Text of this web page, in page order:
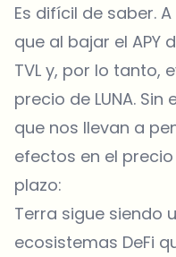
Es difícil de saber.
que al bajar el APY
TVL y, por lo tanto,
precio de LUNA.
que nos llevan a
efectos en el
plazo:
Terra sigue siendo
ecosistemas DeFi